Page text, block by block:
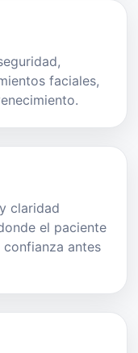
faciales,
claridad
el paciente
antes